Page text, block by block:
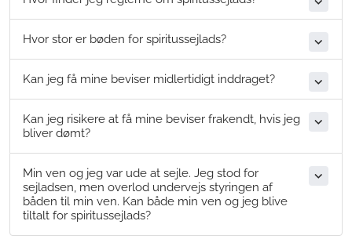
Hvor stor er bøden for spiritussejlads?
Kan jeg få mine beviser midlertidigt inddraget?
Kan jeg risikere at få mine beviser frakendt, hvis jeg
bliver dømt?
Min ven og jeg var ude at sejle. Jeg stod for
sejladsen, men overlod undervejs styringen af
båden til min ven. Kan både min ven og jeg blive
tiltalt for spiritussejlads?